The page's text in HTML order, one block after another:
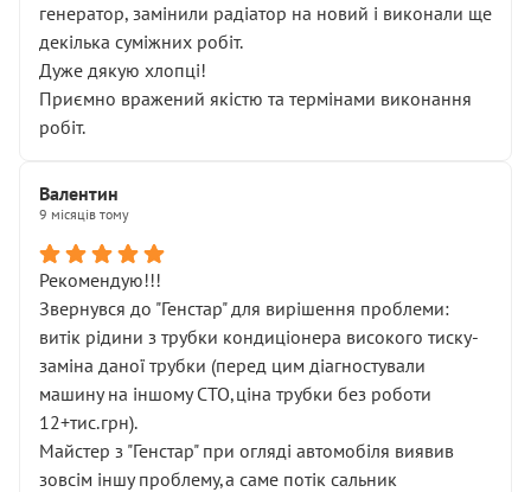
генератор, замінили радіатор на новий і виконали ще
декілька суміжних робіт.
Дуже дякую хлопці!
Приємно вражений якістю та термінами виконання
робіт.
Валентин
9 місяців тому
Рекомендую!!!
Звернувся до "Генстар" для вирішення проблеми:
витік рідини з трубки кондиціонера високого тиску-
заміна даної трубки (перед цим діагностували
машину на іншому СТО,ціна трубки без роботи
12+тис.грн).
Майстер з "Генстар" при огляді автомобіля виявив
зовсім іншу проблему,а саме потік сальник